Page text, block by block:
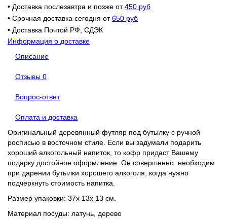
• Доставка послезавтра и позже от450 руб
• Срочная доставка сегодня от650 руб
• Доставка Почтой РФ, СДЭК
Информация о доставке
Описание
Отзывы 0
Вопрос-ответ
Оплата и доставка
Оригинальный деревянный футляр под бутылку с ручной
росписью в восточном стиле. Если вы задумали подарить
хороший алкогольный напиток, то кофр придаст Вашему
подарку достойное оформление. Он совершенно необходим
при дарении бутылки хорошего алкоголя, когда нужно
подчеркнуть стоимость напитка.
Размер упаковки: 37х 13х 13 см.
Материал посуды: латунь, дерево